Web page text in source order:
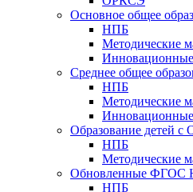
Основное общее
НПБ
Методические
Среднее общее
НПБ
Методические
Образование детей с
НПБ
Методические
Обновленные
НПБ